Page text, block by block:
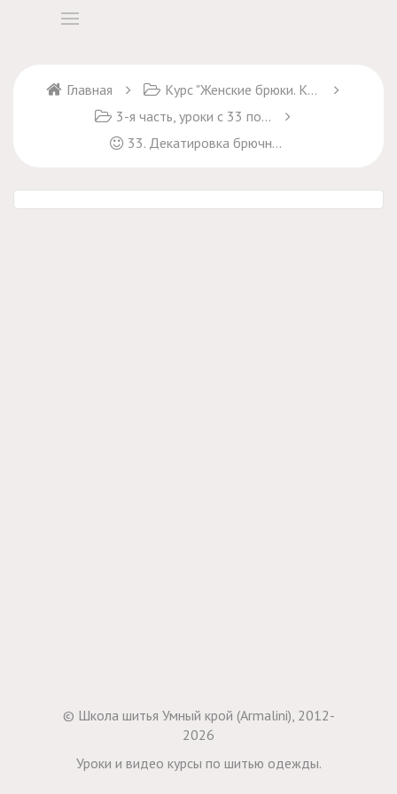
Главная
Курс "Женские брюки. Крой и пошив" + курс "Брюки Марлен"
3-я часть, уроки с 33 по 45
33. Декатировка брючной ткани и подкладки
© Школа шитья Умный крой (Armalini), 2012-
2026
Уроки и видео курсы по шитью одежды.